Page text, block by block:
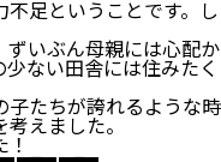
足ということです。し
いぶん母親には心配か
ない田舎には住みたく
子たちが誇れるような時
えました。